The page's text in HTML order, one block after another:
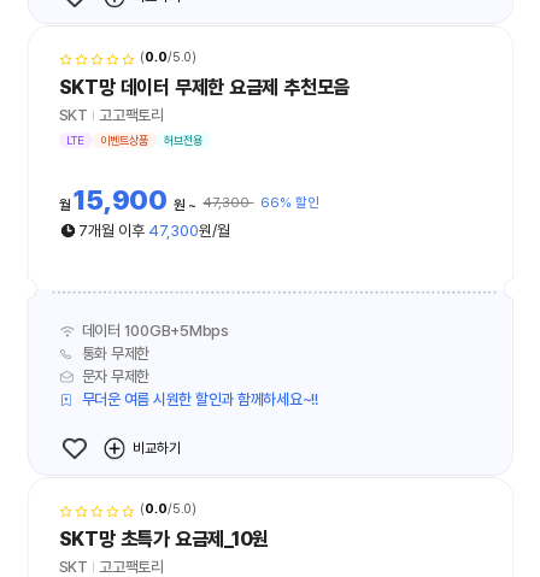
(0.0/5.0)
SKT망 데이터 무제한 요금제 추천모음
SKT 고고팩토리
LTE 이벤트상품 허브전용
월 15,900 원 47,300 66% 할인
7개월 이후 47,300원/월
데이터 100GB+5Mbps
통화 무제한
문자 무제한
무더운 여름 시원한 할인과 함께하세요~!!
비교하기
(0.0/5.0)
SKT망 초특가 요금제_10원
SKT 고고팩토리